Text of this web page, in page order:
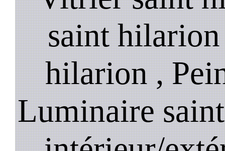
saint
hilarion ,
Luminaire